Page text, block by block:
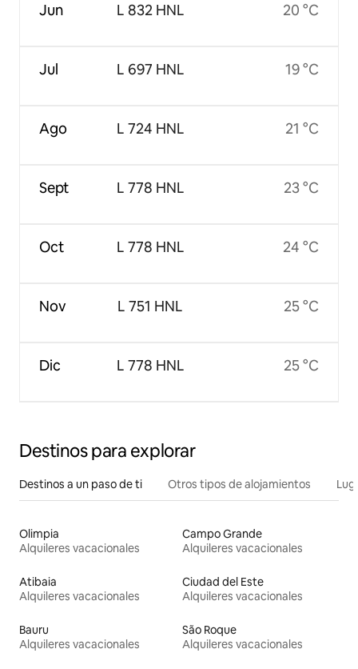
Jun
Jul
Ago
Sept
Oct
Nov
Dic
L 832 HNL
L 697 HNL
L 724 HNL
L 778 HNL
L 778 HNL
L 751 HNL
L 778 HNL
20 °C
19 °C
21 °C
23 °C
24 °C
25 °C
25 °C
Destinos para explorar
Destinos a un paso de ti Otros tipos de alojamientos
Olimpia
Alquileres vacacionales
Campo Grande
Alquileres vacacionales
Atibaia
Alquileres vacacionales
Ciudad del Este
Alquileres vacacionales
Bauru
Alquileres vacacionales
São Roque
Alquileres vacacionales